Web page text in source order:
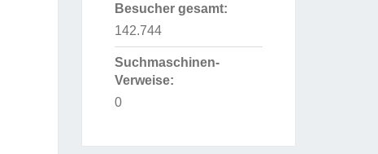
Besucher gesamt:
142.744
Suchmaschinen-
Verweise:
0